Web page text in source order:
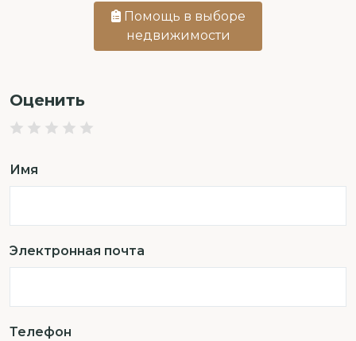
Помощь в выборе
недвижимости
Оценить
Имя
Электронная почта
Телефон